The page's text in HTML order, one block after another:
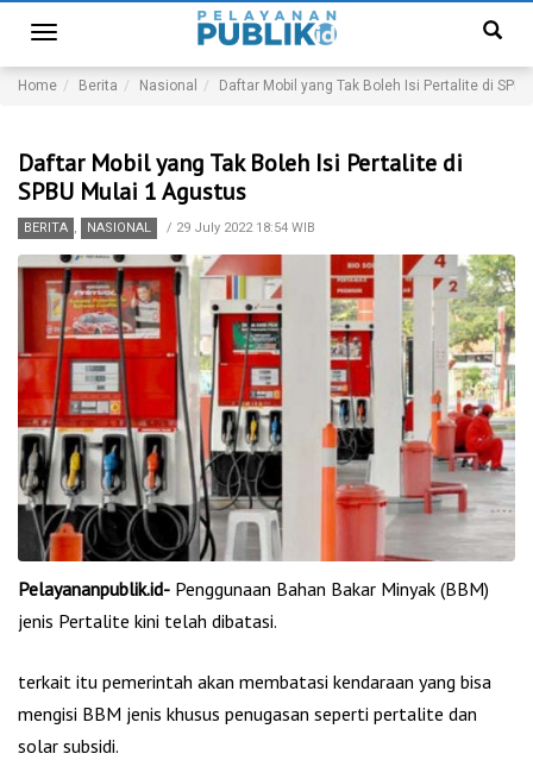
Toggle
navigation
Home Berita Nasional Daftar Mobil yang Tak Boleh Isi Pertalite di
Daftar Mobil yang Tak Boleh Isi Pertalite di
SPBU Mulai 1 Agustus
BERITA , NASIONAL / 29 July 2022 18:54 WIB
Pelayananpublik.id- Penggunaan Bahan Bakar Minyak (BBM)
jenis Pertalite kini telah dibatasi.
terkait itu pemerintah akan membatasi kendaraan yang bisa
mengisi BBM jenis khusus penugasan seperti pertalite dan
solar subsidi.